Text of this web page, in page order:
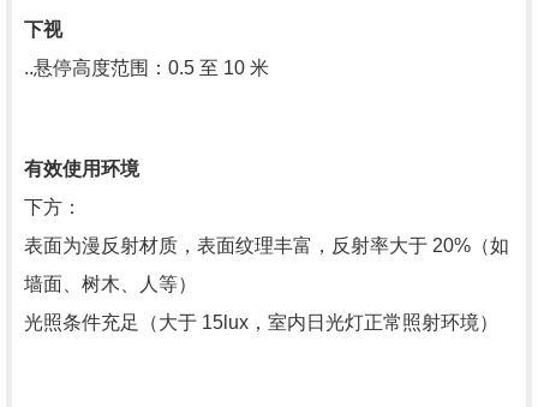
下视
..悬停高度范围：0.5 至 10 米
有效使用环境
下方：
表面为漫反射材质，表面纹理丰富，反射率大于 20%（如
墙面、树木、人等）
光照条件充足（大于 15lux，室内日光灯正常照射环境）